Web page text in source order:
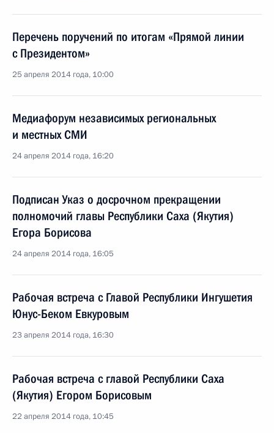
Перечень поручений по итогам «Прямой линии
с Президентом»
25 апреля 2014 года, 10:00
Медиафорум независимых региональных
и местных СМИ
24 апреля 2014 года, 16:20
Подписан Указ о досрочном прекращении
полномочий главы Республики Саха (Якутия)
Егора Борисова
24 апреля 2014 года, 16:05
Рабочая встреча с Главой Республики Ингушетия
Юнус-Беком Евкуровым
23 апреля 2014 года, 16:30
Рабочая встреча с главой Республики Саха
(Якутия) Егором Борисовым
22 апреля 2014 года, 10:45